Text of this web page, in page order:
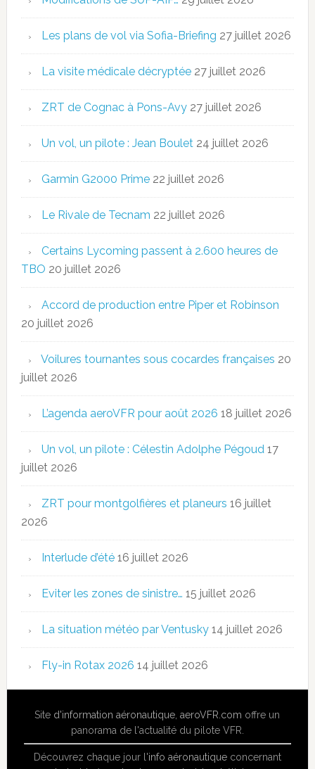
Les plans de vol via Sofia-Briefing 27 juillet 2026
La visite médicale décryptée 27 juillet 2026
ZRT de Cognac à Pons-Avy 27 juillet 2026
Un vol, un pilote : Jean Boulet 24 juillet 2026
Garmin G2000 Prime 22 juillet 2026
Le Rivale de Tecnam 22 juillet 2026
Certains Lycoming passent à 2.600 heures de
TBO 20 juillet 2026
Accord de production entre Piper et Robinson
20 juillet 2026
Voilures tournantes sous cocardes françaises 20
juillet 2026
L’agenda aeroVFR pour août 2026 18 juillet 2026
Un vol, un pilote : Célestin Adolphe Pégoud 17
juillet 2026
ZRT pour montgolfières et planeurs 16 juillet
2026
Interlude d’été 16 juillet 2026
Eviter les zones de sinistre… 15 juillet 2026
La situation météo par Ventusky 14 juillet 2026
Fly-in Rotax 2026 14 juillet 2026
Site d'information aéronautique ,aeroVFR.com offre un
panorama de l'actualité du pilote VFR.
Découvrez chaque jour l'info aéronautiqueconcernant